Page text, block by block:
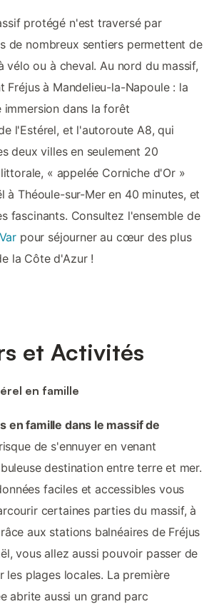
protégé n'est traversé par
de nombreux sentiers permettent de
vélo ou à cheval. Au nord du massif,
Fréjus à Mandelieu-la-Napoule : la
immersion dans la forêt
l'Estérel, et l'autoroute A8, qui
deux villes en seulement 20
« appelée Corniche d'Or »
à Théoule-sur-Mer en 40 minutes, et
fascinants. Consultez l'ensemble de
pour séjourner au cœur des plus
la Côte d'Azur !
et Activités
en famille
en famille dans le massif de
de s'ennuyer en venant
destination entre terre et mer.
faciles et accessibles vous
certaines parties du massif, à
aux stations balnéaires de Fréjus
vous allez aussi pouvoir passer de
les plages locales. La première
abrite aussi un grand parc